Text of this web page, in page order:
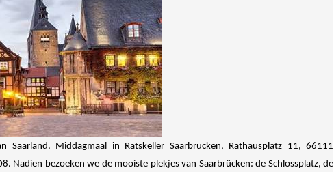
Saarland. Middagmaal in Ratskeller Saarbrücken, Rathausplatz 11, 66111
Nadien bezoeken we de mooiste plekjes van Saarbrücken: de Schlossplatz, de